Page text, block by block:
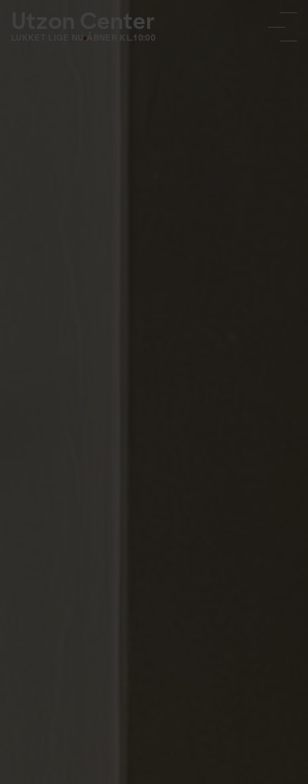
Utzon Center
LUKKET LIGE NU ÅBNER KL.10:00